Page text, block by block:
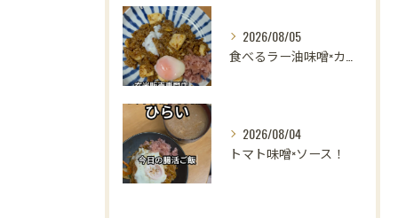
2026/08/05
食べるラー油味噌×カレー！
2026/08/04
トマト味噌×ソース！